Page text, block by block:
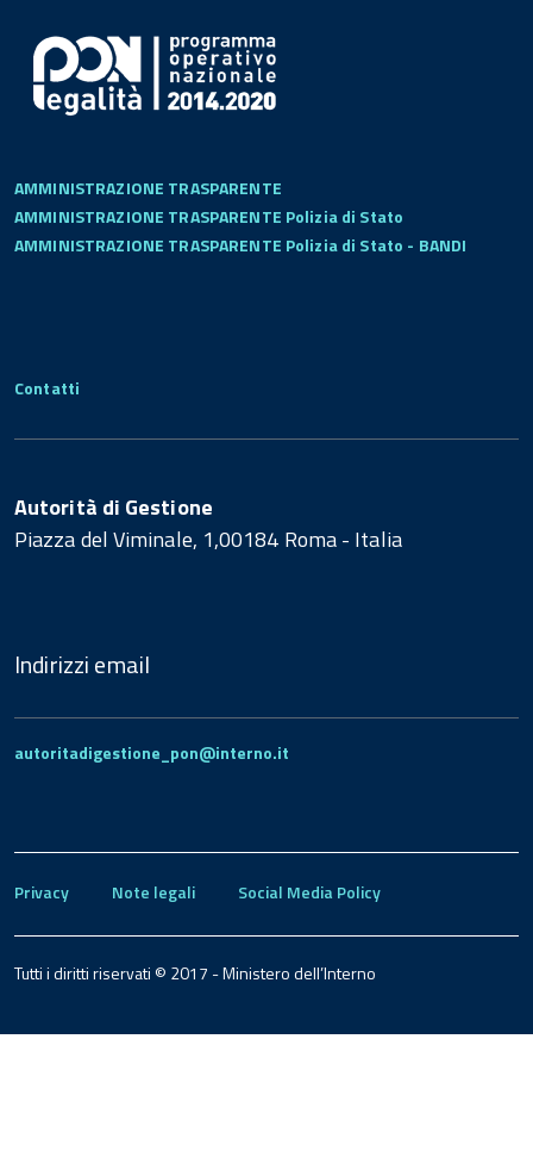
AMMINISTRAZIONE TRASPARENTE
AMMINISTRAZIONE TRASPARENTE Polizia di Stato
AMMINISTRAZIONE TRASPARENTE Polizia di Stato - BANDI
Contatti
Autorità di Gestione
Piazza del Viminale, 1,00184 Roma - Italia
Indirizzi email
autoritadigestione_pon@interno.it
Privacy Note legali Social Media Policy
Tutti i diritti riservati © 2017 - Ministero dell’Interno